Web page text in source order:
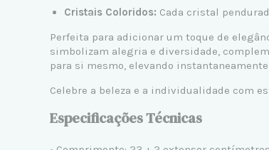
Cristais Coloridos: Cada cristal
Perfeita para adicionar um toque de
simbolizam alegria e diversidade,
para si mesmo, elevando
Celebre a beleza e a individualidade com
Especificações Técnicas